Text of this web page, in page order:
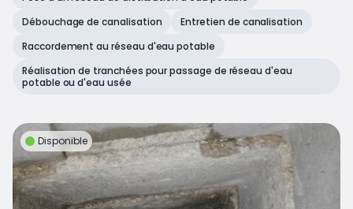
Débouchage de canalisation
Entretien de canalisation
Raccordement au réseau d'eau potable
Réalisation de tranchées pour passage de réseau d'eau
potable ou d'eau usée
Disponible